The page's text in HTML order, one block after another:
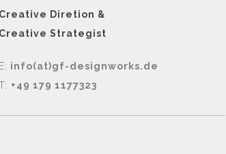
Creative Diretion &
Creative Strategist
E: info(at)gf-designworks.de
+49 179 1177323